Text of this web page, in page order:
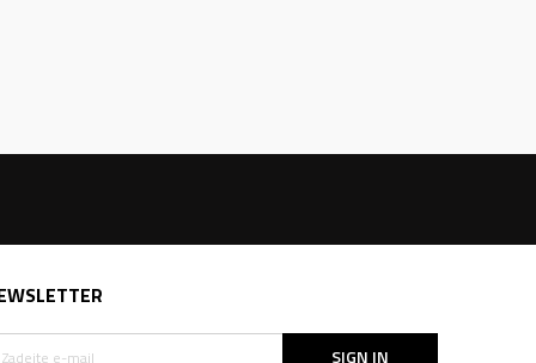
SIGN IN